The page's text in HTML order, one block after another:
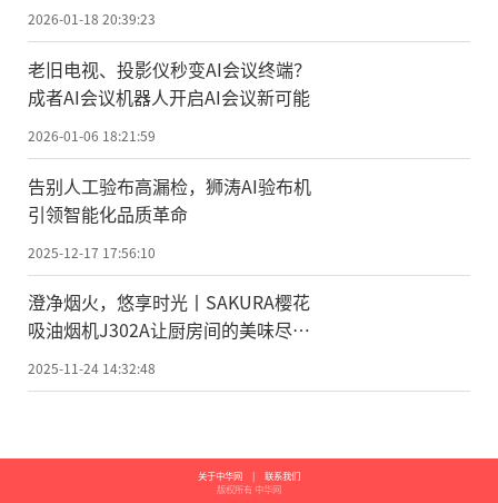
2026-01-18 20:39:23
老旧电视、投影仪秒变AI会议终端？
成者AI会议机器人开启AI会议新可能
2026-01-06 18:21:59
告别人工验布高漏检，狮涛AI验布机
引领智能化品质革命
2025-12-17 17:56:10
澄净烟火，悠享时光丨SAKURA樱花
吸油烟机J302A让厨房间的美味尽情
绽放
2025-11-24 14:32:48
关于中华网 |
联系我们
版权所有 中华网